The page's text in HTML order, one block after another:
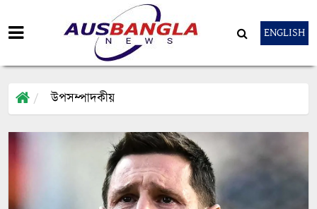
ENGLISH
উপসম্পাদকীয়